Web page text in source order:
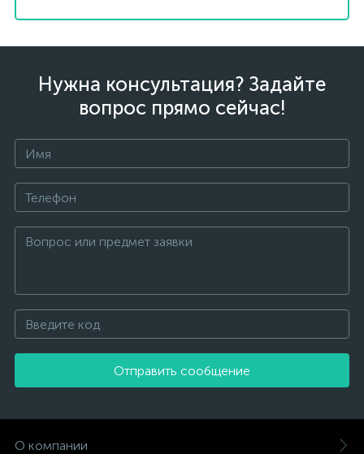
Нужна консультация? Задайте
вопрос прямо сейчас!
Отправить сообщение
О компании